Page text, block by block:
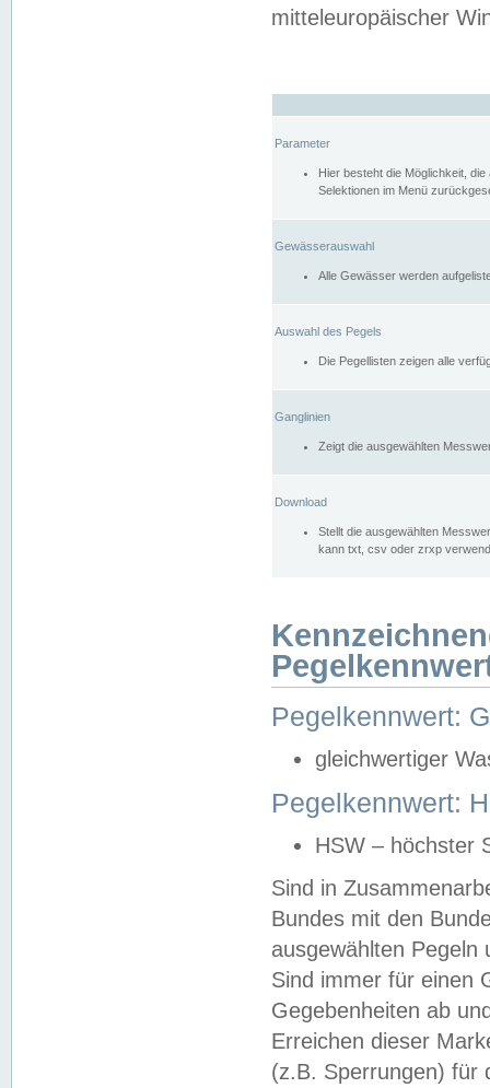
mitteleuropäischer
Parameter
Hier besteht die Möglichkeit,
Selektionen im Menü
Gewässerauswahl
Alle Gewässer werden
Auswahl des Pegels
Die Pegellisten zeigen alle
Ganglinien
Zeigt die ausgewählten
Download
Stellt die ausgewählten
kann txt, csv oder zrxp
Pegelkennwert:
gleichwertiger
Pegelkennwert:
HSW – höchster
Sind in
Bundes mit den
ausgewählten
Sind immer für einen
Gegebenheiten ab
Erreichen dieser
(z.B. Sperrungen) für